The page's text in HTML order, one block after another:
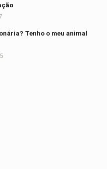
Tenho o meu animal